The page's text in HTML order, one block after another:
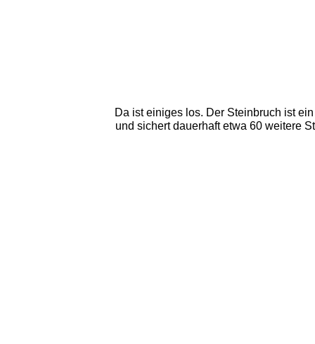
Da ist einiges los. Der Steinbruch ist
und sichert dauerhaft etwa 60 weitere